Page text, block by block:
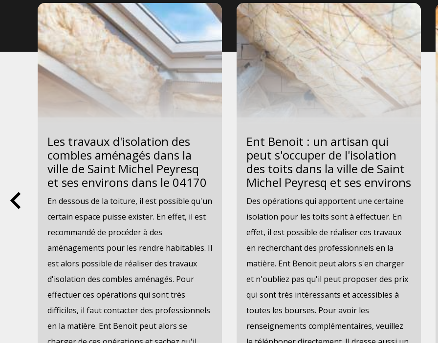
Les travaux d'isolation des
combles aménagés dans la
ville de Saint Michel Peyresq
et ses environs dans le 04170
En dessous de la toiture, il est possible qu'un
certain espace puisse exister. En effet, il est
recommandé de procéder à des
aménagements pour les rendre habitables. Il
est alors possible de réaliser des travaux
d'isolation des combles aménagés. Pour
effectuer ces opérations qui sont très
difficiles, il faut contacter des professionnels
en la matière. Ent Benoit peut alors se
Ent Benoit : un artisan qui
peut s'occuper de l'isolation
des toits dans la ville de Saint
Michel Peyresq et ses environs
Des opérations qui apportent une certaine
isolation pour les toits sont à effectuer. En
effet, il est possible de réaliser ces travaux
en recherchant des professionnels en la
matière. Ent Benoit peut alors s'en charger
et n'oubliez pas qu'il peut proposer des prix
qui sont très intéressants et accessibles à
toutes les bourses. Pour avoir les
renseignements complémentaires, veuillez